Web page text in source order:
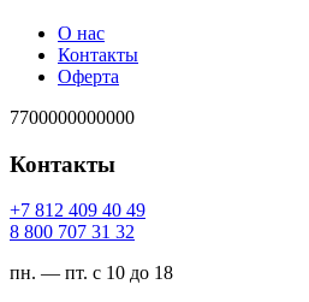
О нас
Контакты
Оферта
7700000000000
Контакты
94 04 904 218 7+
23 13 707 008 8
пн. — пт. с 10 до 18